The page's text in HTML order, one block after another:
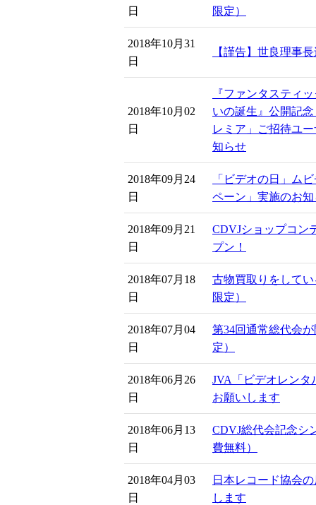
日
限定）
2018年10月31
日
【謹告】世良理事
2018年10月02
日
『ファンタスティ
いの誕生』公開記
レミア」ご招待ユ
知らせ
2018年09月24
日
「ビデオの日」ム
ペーン」実施のお
2018年09月21
日
CDVJショップコン
プン！
2018年07月18
日
古物買取りをして
限定）
2018年07月04
日
第34回通常総代会
定）
2018年06月26
日
JVA「ビデオレンタ
お願いします
2018年06月13
日
CDVJ総代会記念シ
費無料）
2018年04月03
日
日本レコード協会
します